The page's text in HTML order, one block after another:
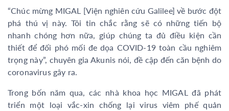
“Chúc mừng MIGAL [Viện nghiên cứu Galilee] về bước đột
phá thú vị này. Tôi tin chắc rằng sẽ có những tiến bộ
nhanh chóng hơn nữa, giúp chúng ta đủ điều kiện cần
thiết để đối phó mối đe dọa COVID-19 toàn cầu nghiêm
trọng này”, chuyên gia Akunis nói, đề cập đến căn bệnh do
coronavirus gây ra.
Trong bốn năm qua, các nhà khoa học MIGAL đã phát
triển một loại vắc-xin chống lại virus viêm phế quản